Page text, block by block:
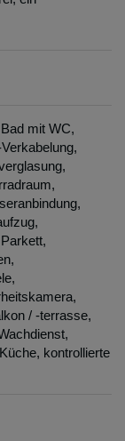
Bad mit WC
Parkett
/ -terrasse
kontrollierte